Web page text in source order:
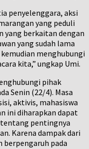
penyelenggara, aksi
yang peduli
yang berkaitan dengan
yang sudah lama
menghubungi
kita,” ungkap Umi.
pihak
Senin (22/4). Masa
aktivis, mahasiswa
ini diharapkan dapat
pentingnya
Karena dampak dari
berpengaruh pada